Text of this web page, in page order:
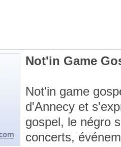
Not'in Game
Not'in game
d'Annecy et
gospel, le négro
concerts,